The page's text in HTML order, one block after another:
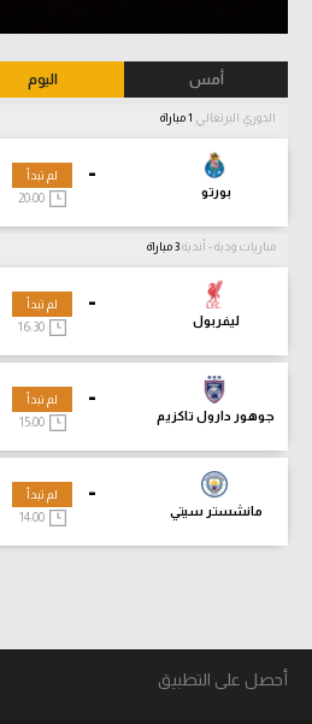
أمس اليوم
الدوري البرتغالي
-
بورتو
لم تبدأ
مباريات ودية - أندية
-
ليفربول
لم تبدأ
-
جوهور دارول تاكزيم
لم تبدأ
15:00
-
مانشستر سيتي
لم تبدأ
14:00
أحصل على التطبيق